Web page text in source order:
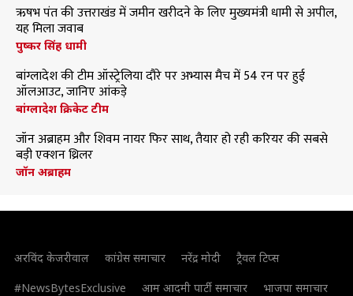
ऋषभ पंत की उत्तराखंड में जमीन खरीदने के लिए मुख्यमंत्री धामी से अपील,
यह मिला जवाब
पुष्कर सिंह धामी
बांग्लादेश की टीम ऑस्ट्रेलिया दौरे पर अभ्यास मैच में 54 रन पर हुई
ऑलआउट, जानिए आंकड़े
बांग्लादेश क्रिकेट टीम
जॉन अब्राहम और शिवम नायर फिर साथ, तैयार हो रही करियर की सबसे
बड़ी एक्शन थ्रिलर
जॉन अब्राहम
अरविंद केजरीवाल कांग्रेस समाचार नरेंद्र मोदी
ट्रैवल टिप्स
#NewsBytesExclusive
आम आदमी पार्टी समाचार
भाजपा समाचार